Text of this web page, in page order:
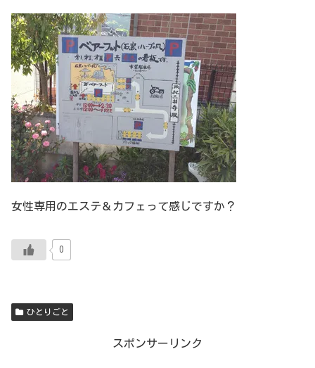
女性専用のエステ＆カフェって感じですか？
0
ひとりごと
スポンサーリンク